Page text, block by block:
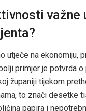
utječe na ekonomiju,
primjer je potvrda
županiji tijekom
to znači desetke
papira i